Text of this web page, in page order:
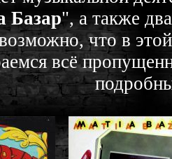
Базар", а также
что в
всё